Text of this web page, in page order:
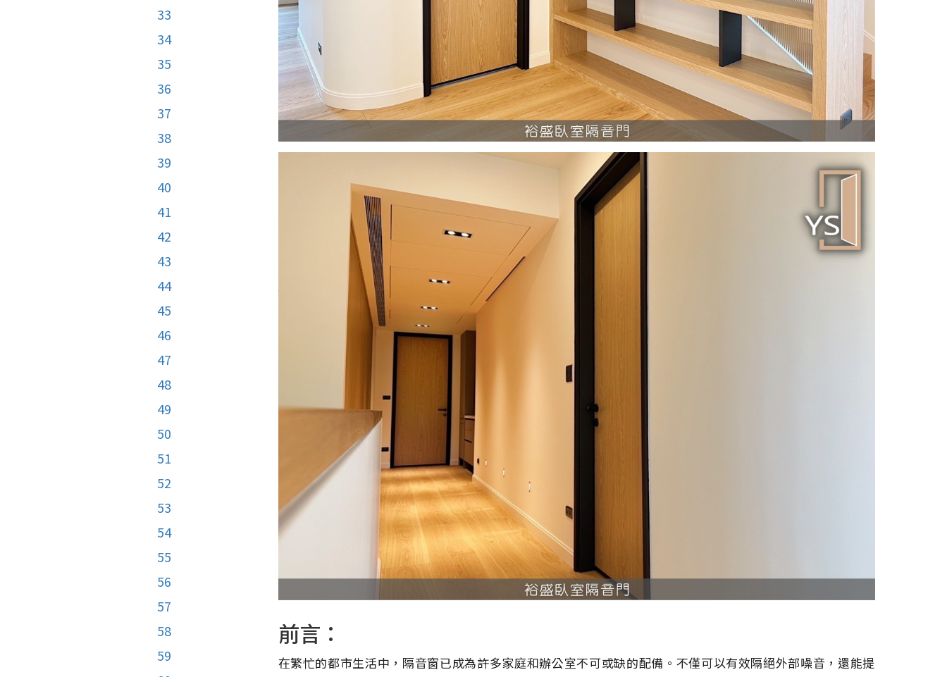
33
34
35
36
37
38
39
40
41
42
43
44
45
46
47
48
49
50
51
52
53
54
55
56
57
58
59
前言：
在繁忙的都市生活中，隔音窗已成為許多家庭和辦公室不可或缺的配備。不僅可以有效隔絕外部噪音，還能提